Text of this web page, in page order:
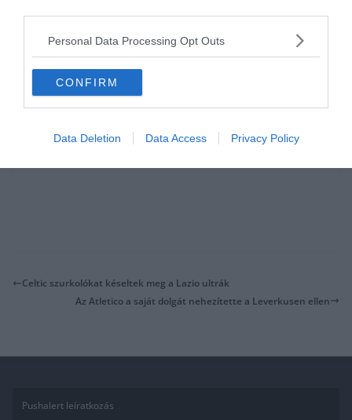
Personal Data Processing Opt Outs
CONFIRM
Data Deletion Data Access Privacy Policy
Celtic szurkolókat késeltek meg a Lazio ultrák
Az Atletico a saját dolgát nehezítette a Leverkusen ellen
Pushalert leíratkozás